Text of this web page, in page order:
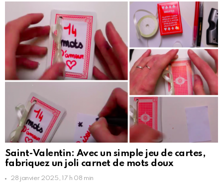
Saint-Valentin: Avec un simple jeu de cartes,
fabriquez un joli carnet de mots doux
28 janvier 2025, 17 h 08 min